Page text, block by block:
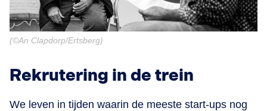
(©An Clapdorp/Ertsberg)
Rekrutering in de trein
We leven in tijden waarin de meeste start-ups nog